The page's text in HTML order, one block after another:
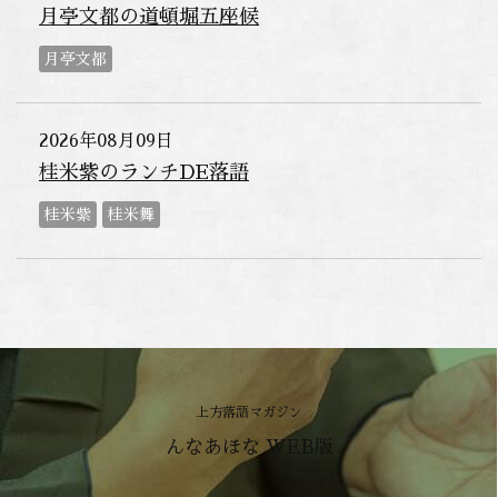
月亭文都の道頓堀五座候
月亭文都
2026年08月09日
桂米紫のランチDE落語
桂米紫 桂米舞
上方落語マガジン
んなあほな WEB版